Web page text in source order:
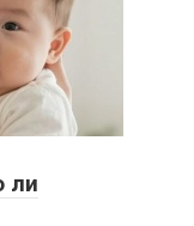
ли